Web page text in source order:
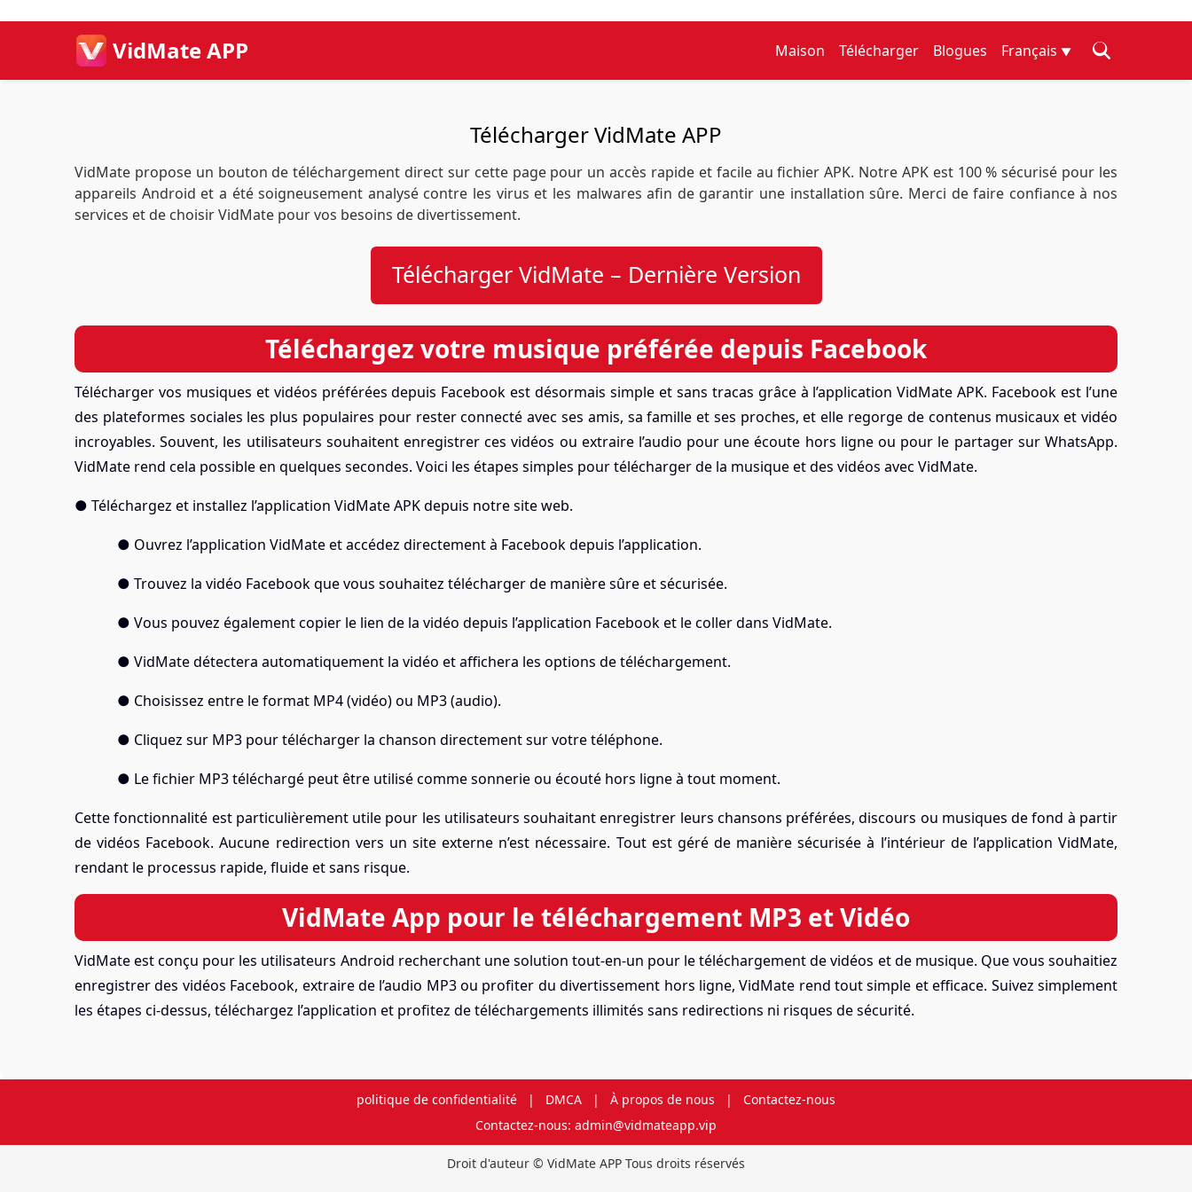
VidMate APP Maison Télécharger Blogues Français ▼
Télécharger VidMate APP
VidMate propose un bouton de téléchargement direct sur cette page pour un accès rapide et facile au fichier APK. Notre APK est 100 % sécurisé pour les
appareils Android et a été soigneusement analysé contre les virus et les malwares afin de garantir une installation sûre. Merci de faire confiance à nos
services et de choisir VidMate pour vos besoins de divertissement.
Télécharger VidMate – Dernière Version
Téléchargez votre musique préférée depuis Facebook
Télécharger vos musiques et vidéos préférées depuis Facebook est désormais simple et sans tracas grâce à l’application VidMate APK. Facebook est l’une
des plateformes sociales les plus populaires pour rester connecté avec ses amis, sa famille et ses proches, et elle regorge de contenus musicaux et vidéo
incroyables. Souvent, les utilisateurs souhaitent enregistrer ces vidéos ou extraire l’audio pour une écoute hors ligne ou pour le partager sur WhatsApp.
VidMate rend cela possible en quelques secondes. Voici les étapes simples pour télécharger de la musique et des vidéos avec VidMate.
● Téléchargez et installez l’application VidMate APK depuis notre site web.
● Ouvrez l’application VidMate et accédez directement à Facebook depuis l’application.
● Trouvez la vidéo Facebook que vous souhaitez télécharger de manière sûre et sécurisée.
● Vous pouvez également copier le lien de la vidéo depuis l’application Facebook et le coller dans VidMate.
● VidMate détectera automatiquement la vidéo et affichera les options de téléchargement.
● Choisissez entre le format MP4 (vidéo) ou MP3 (audio).
● Cliquez sur MP3 pour télécharger la chanson directement sur votre téléphone.
● Le fichier MP3 téléchargé peut être utilisé comme sonnerie ou écouté hors ligne à tout moment.
Cette fonctionnalité est particulièrement utile pour les utilisateurs souhaitant enregistrer leurs chansons préférées, discours ou musiques de fond à partir
de vidéos Facebook. Aucune redirection vers un site externe n’est nécessaire. Tout est géré de manière sécurisée à l’intérieur de l’application VidMate,
rendant le processus rapide, fluide et sans risque.
VidMate App pour le téléchargement MP3 et Vidéo
VidMate est conçu pour les utilisateurs Android recherchant une solution tout-en-un pour le téléchargement de vidéos et de musique. Que vous souhaitiez
enregistrer des vidéos Facebook, extraire de l’audio MP3 ou profiter du divertissement hors ligne, VidMate rend tout simple et efficace. Suivez simplement
les étapes ci-dessus, téléchargez l’application et profitez de téléchargements illimités sans redirections ni risques de sécurité.
politique de confidentialité | DMCA | À propos de nous |
Contactez-nous
Contactez-nous: admin@vidmateapp.vip
Droit d'auteur © VidMate APP Tous droits réservés